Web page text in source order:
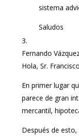
sistema
Saludos
Fernando
Hola, Sr.
En primer lugar
parece de gran
mercantil,
Después de